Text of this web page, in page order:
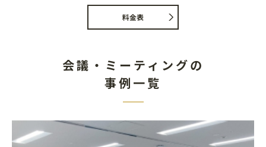
料金表
会議・ミーティングの
事例一覧